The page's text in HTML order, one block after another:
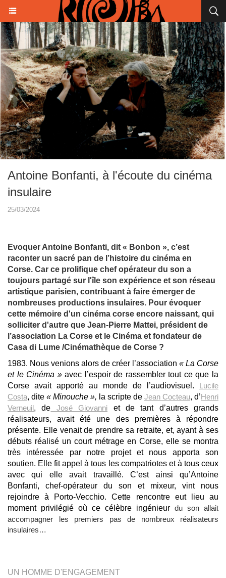
Antoine Bonfanti, à l'écoute du cinéma
insulaire
25/03/2024
Evoquer Antoine Bonfanti, dit « Bonbon », c’est
raconter un sacré pan de l’histoire du cinéma en
Corse. Car ce prolifique chef opérateur du son a
toujours partagé sur l'île son expérience et son réseau
artistique parisien, contribuant à faire émerger de
nombreuses productions insulaires. Pour évoquer
cette mémoire d'un cinéma corse encore naissant, qui
solliciter d'autre que Jean-Pierre Mattei, président de
l’association La Corse et le Cinéma et fondateur de
Casa di Lume /Cinémathèque de Corse ?
1983. Nous venions alors de créer l’association « La Corse
et le Cinéma »avec l’espoir de rassembler tout ce que la
Corse avait apporté au monde de l’audiovisuel. Lucile
Costa, dite « Minouche », la scripte de Jean Cocteau, d’Henri
Verneuil, de José Giovanni et de tant d’autres grands
réalisateurs, avait été une des premières à répondre
présente. Elle venait de prendre sa retraite, et, ayant à ses
débuts réalisé un court métrage en Corse, elle se montra
très intéressée par notre projet et nous apporta son
soutien. Elle fit appel à tous les compatriotes et à tous ceux
avec qui elle avait travaillé. C’est ainsi qu’Antoine
Bonfanti, chef-opérateur du son et mixeur, vint nous
rejoindre à Porto-Vecchio. Cette rencontre eut lieu au
moment privilégié où ce célèbre ingénieur du son allait
accompagner les premiers pas de nombreux réalisateurs
insulaires…
UN HOMME D'ENGAGEMENT